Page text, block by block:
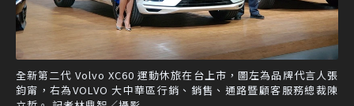
全新第二代 Volvo XC60 運動休旅在台上市，圖左為品牌代言人張
鈞甯，右為VOLVO 大中華區行銷、銷售、通路暨顧客服務總裁陳